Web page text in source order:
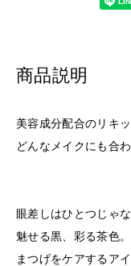
商品説明
美容成分配合のリキ
どんなメイクにも合
眼差しはひとつじゃな
魅せる黒、彩る茶色。
まつげをケアするア